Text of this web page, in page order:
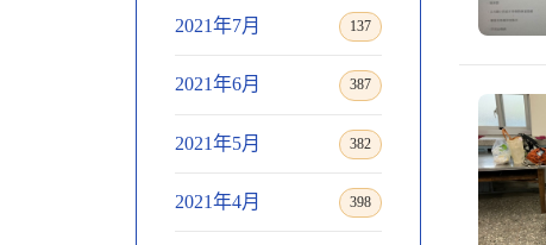
2021年7月 137
2021年6月 387
2021年5月 382
2021年4月 398